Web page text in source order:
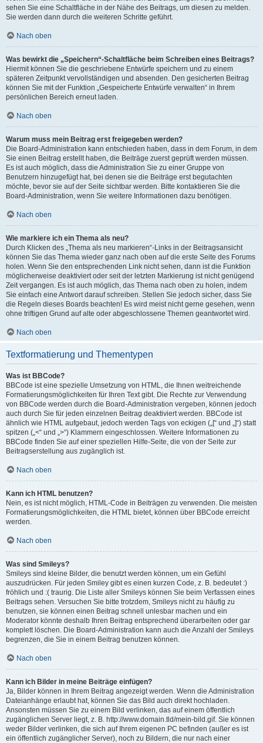
sehen Sie eine Schaltfläche in der Nähe des Beitrags, um diesen zu melden.
Sie werden dann durch die weiteren Schritte geführt.
Nach oben
Was bewirkt die „Speichern“-Schaltfläche beim Schreiben eines Beitrags?
Hiermit können Sie die geschriebene Entwürfe speichern und zu einem
späteren Zeitpunkt vervollständigen und absenden. Den gesicherten Beitrag
können Sie mit der Funktion „Gespeicherte Entwürfe verwalten“ in Ihrem
persönlichen Bereich erneut laden.
Nach oben
Warum muss mein Beitrag erst freigegeben werden?
Die Board-Administration kann entschieden haben, dass in dem Forum, in dem
Sie einen Beitrag erstellt haben, die Beiträge zuerst geprüft werden müssen.
Es ist auch möglich, dass die Administration Sie zu einer Gruppe von
Benutzern hinzugefügt hat, bei denen sie die Beiträge erst begutachten
möchte, bevor sie auf der Seite sichtbar werden. Bitte kontaktieren Sie die
Board-Administration, wenn Sie weitere Informationen dazu benötigen.
Nach oben
Wie markiere ich ein Thema als neu?
Durch Klicken des „Thema als neu markieren“-Links in der Beitragsansicht
können Sie das Thema wieder ganz nach oben auf die erste Seite des Forums
holen. Wenn Sie den entsprechenden Link nicht sehen, dann ist die Funktion
möglicherweise deaktiviert oder seit der letzten Markierung ist nicht genügend
Zeit vergangen. Es ist auch möglich, das Thema nach oben zu holen, indem
Sie einfach eine Antwort darauf schreiben. Stellen Sie jedoch sicher, dass Sie
die Regeln dieses Boards beachten! Es wird meist nicht gerne gesehen, wenn
ohne triftigen Grund auf alte oder abgeschlossene Themen geantwortet wird.
Nach oben
Textformatierung und Thementypen
Was ist BBCode?
BBCode ist eine spezielle Umsetzung von HTML, die Ihnen weitreichende
Formatierungsmöglichkeiten für Ihren Text gibt. Die Rechte zur Verwendung
von BBCode werden durch die Board-Administration vergeben, können jedoch
auch durch Sie für jeden einzelnen Beitrag deaktiviert werden. BBCode ist
ähnlich wie HTML aufgebaut, jedoch werden Tags von eckigen („[“ und „]“) statt
spitzen („<“ und „>“) Klammern eingeschlossen. Weitere Informationen zu
BBCode finden Sie auf einer speziellen Hilfe-Seite, die von der Seite zur
Beitragserstellung aus zugänglich ist.
Nach oben
Kann ich HTML benutzen?
Nein, es ist nicht möglich, HTML-Code in Beiträgen zu verwenden. Die meisten
Formatierungsmöglichkeiten, die HTML bietet, können über BBCode erreicht
werden.
Nach oben
Was sind Smileys?
Smileys sind kleine Bilder, die benutzt werden können, um ein Gefühl
auszudrücken. Für jeden Smiley gibt es einen kurzen Code, z. B. bedeutet :)
fröhlich und :( traurig. Die Liste aller Smileys können Sie beim Verfassen eines
Beitrags sehen. Versuchen Sie bitte trotzdem, Smileys nicht zu häufig zu
benutzen, sie können einen Beitrag schnell unlesbar machen und ein
Moderator könnte deshalb Ihren Beitrag entsprechend überarbeiten oder gar
komplett löschen. Die Board-Administration kann auch die Anzahl der Smileys
begrenzen, die Sie in einem Beitrag benutzen können.
Nach oben
Kann ich Bilder in meine Beiträge einfügen?
Ja, Bilder können in Ihrem Beitrag angezeigt werden. Wenn die Administration
Dateianhänge erlaubt hat, können Sie das Bild auch direkt hochladen.
Ansonsten müssen Sie zu einem Bild verlinken, das auf einem öffentlich
zugänglichen Server liegt, z. B. http://www.domain.tld/mein-bild.gif. Sie können
weder Bilder verlinken, die sich auf Ihrem eigenen PC befinden (außer es ist
ein öffentlich zugänglicher Server), noch zu Bildern, die nur nach einer